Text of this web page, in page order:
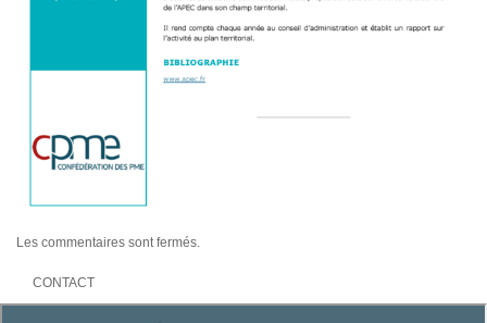
Les commentaires sont fermés.
CONTACT